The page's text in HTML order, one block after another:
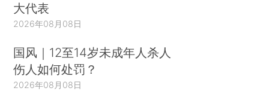
大代表
2026年08月08日
国风｜12至14岁未成年人杀人
伤人如何处罚？
2026年08月08日